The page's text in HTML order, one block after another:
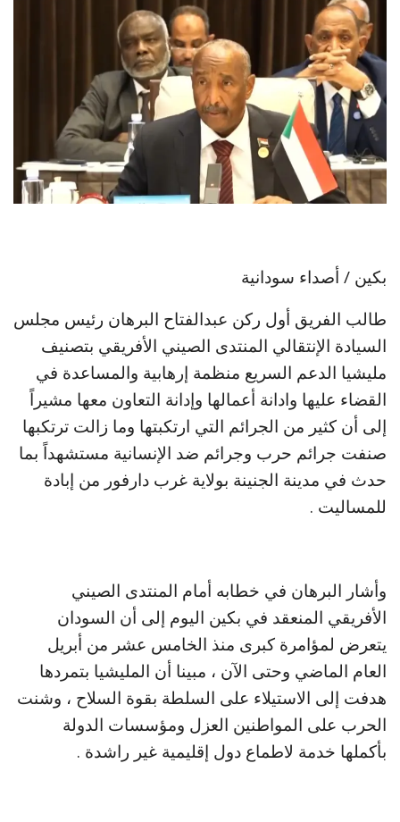
بكين / أصداء سودانية
طالب الفريق أول ركن عبدالفتاح البرهان رئيس مجلس
السيادة الإنتقالي المنتدى الصيني الأفريقي بتصنيف
مليشيا الدعم السريع منظمة إرهابية والمساعدة في
القضاء عليها وادانة أعمالها وإدانة التعاون معها مشيراً
إلى أن كثير من الجرائم التي ارتكبتها وما زالت ترتكبها
صنفت جرائم حرب وجرائم ضد الإنسانية مستشهداً بما
حدث في مدينة الجنينة بولاية غرب دارفور من إبادة
للمساليت .
وأشار البرهان في خطابه أمام المنتدى الصيني
الأفريقي المنعقد في بكين اليوم إلى أن السودان
يتعرض لمؤامرة كبرى منذ الخامس عشر من أبريل
العام الماضي وحتى الآن ، مبينا أن المليشيا بتمردها
هدفت إلى الاستيلاء على السلطة بقوة السلاح ، وشنت
الحرب على المواطنين العزل ومؤسسات الدولة
بأكملها خدمة لاطماع دول إقليمية غير راشدة .